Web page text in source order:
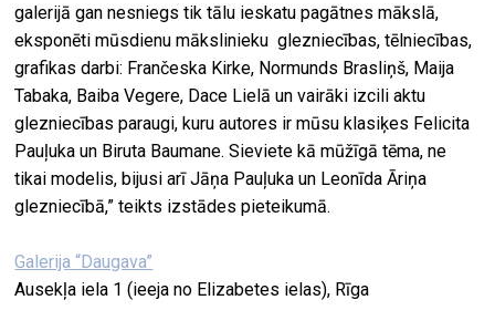
galerijā gan nesniegs tik tālu ieskatu pagātnes mākslā,
eksponēti mūsdienu mākslinieku glezniecības, tēlniecības,
grafikas darbi: Frančeska Kirke, Normunds Brasliņš, Maija
Tabaka, Baiba Vegere, Dace Lielā un vairāki izcili aktu
glezniecības paraugi, kuru autores ir mūsu klasiķes Felicita
Pauļuka un Biruta Baumane. Sieviete kā mūžīgā tēma, ne
tikai modelis, bijusi arī Jāņa Pauļuka un Leonīda Āriņa
glezniecībā,” teikts izstādes pieteikumā.
Galerija “Daugava”
Ausekļa iela 1 (ieeja no Elizabetes ielas), Rīga